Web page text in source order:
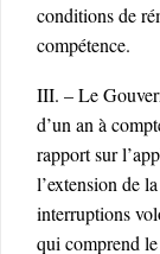
conditions de
compétence.
III. – Le
d’un an à
rapport sur
l’extension de
interruptions
qui comprend le